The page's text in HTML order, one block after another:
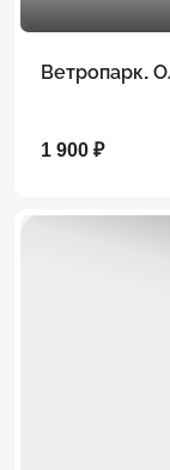
Ветропарк.
1 900 ₽